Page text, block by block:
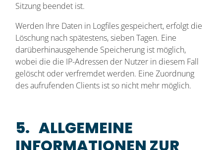
Sitzung beendet ist.
Werden Ihre Daten in Logfiles gespeichert, erfolgt die
Löschung nach spätestens, sieben Tagen. Eine
darüberhinausgehende Speicherung ist möglich,
wobei die die IP-Adressen der Nutzer in diesem Fall
gelöscht oder verfremdet werden. Eine Zuordnung
des aufrufenden Clients ist so nicht mehr möglich.
5. ALLGEMEINE